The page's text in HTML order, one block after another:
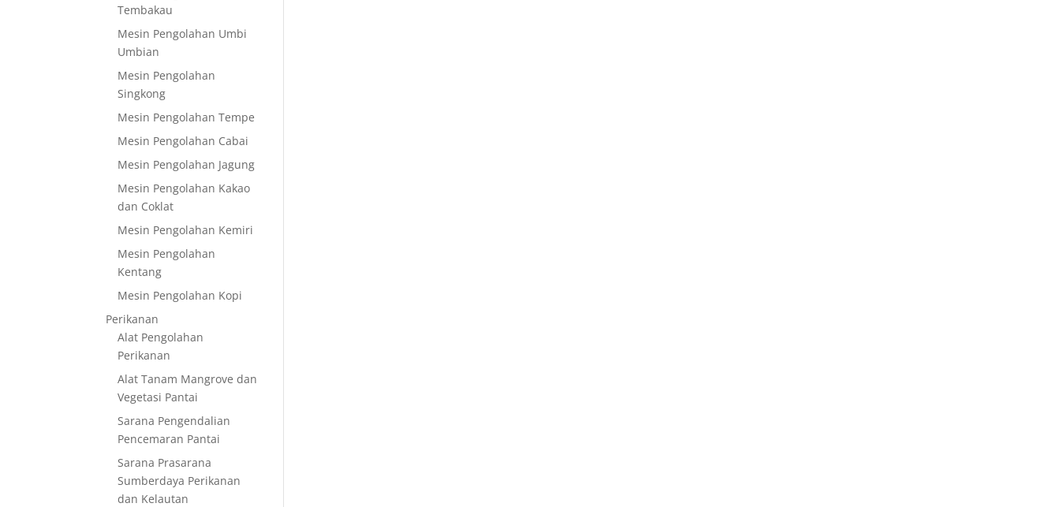
Tembakau
Mesin Pengolahan Umbi
Umbian
Mesin Pengolahan
Singkong
Mesin Pengolahan Tempe
Mesin Pengolahan Cabai
Mesin Pengolahan Jagung
Mesin Pengolahan Kakao
dan Coklat
Mesin Pengolahan Kemiri
Mesin Pengolahan
Kentang
Mesin Pengolahan Kopi
Perikanan
Alat Pengolahan
Perikanan
Alat Tanam Mangrove dan
Vegetasi Pantai
Sarana Pengendalian
Pencemaran Pantai
Sarana Prasarana
Sumberdaya Perikanan
dan Kelautan